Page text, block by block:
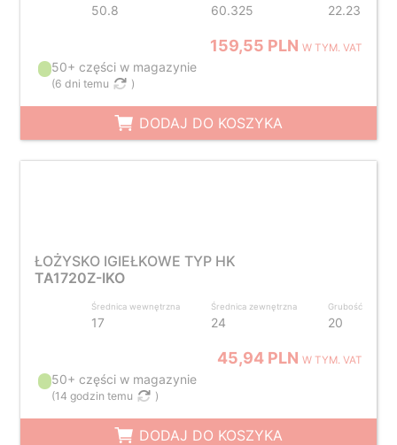
50.8 60.325 22.23
159,55 PLNW TYM. VAT
50+ części w magazynie
(6 dni temu )
DODAJ DO KOSZYKA
ŁOŻYSKO IGIEŁKOWE TYP HK
TA1720Z-IKO
Średnica wewnętrzna
17
Średnica zewnętrzna
24
Grubość
20
45,94 PLNW TYM. VAT
50+ części w magazynie
(14 godzin temu )
DODAJ DO KOSZYKA